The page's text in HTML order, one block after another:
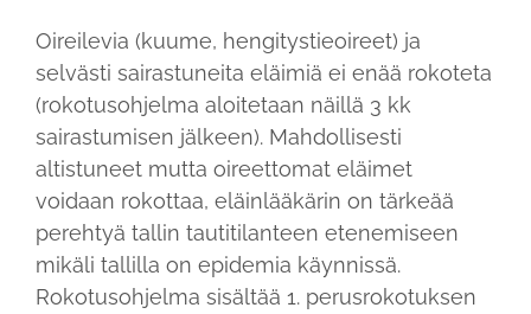
Oireilevia (kuume, hengitystieoireet) ja
selvästi sairastuneita eläimiä ei enää rokoteta
(rokotusohjelma aloitetaan näillä 3 kk
sairastumisen jälkeen). Mahdollisesti
altistuneet mutta oireettomat eläimet
voidaan rokottaa, eläinlääkärin on tärkeää
perehtyä tallin tautitilanteen etenemiseen
mikäli tallilla on epidemia käynnissä.
Rokotusohjelma sisältää 1. perusrokotuksen